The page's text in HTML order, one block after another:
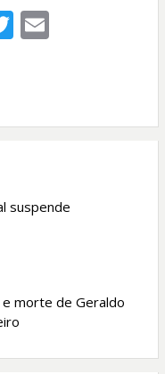
T E
suspende
morte de Geraldo